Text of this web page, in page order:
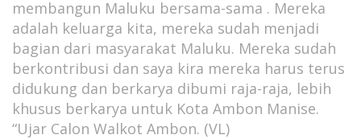
membangun Maluku bersama-sama . Mereka
adalah keluarga kita, mereka sudah menjadi
bagian dari masyarakat Maluku. Mereka sudah
berkontribusi dan saya kira mereka harus terus
didukung dan berkarya dibumi raja-raja, lebih
khusus berkarya untuk Kota Ambon Manise.
“Ujar Calon Walkot Ambon. (VL)